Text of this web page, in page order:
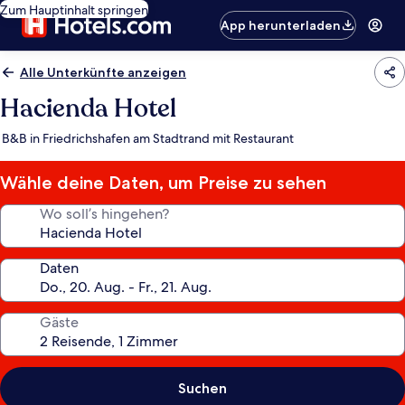
Zum Hauptinhalt springen
App herunterladen
Alle Unterkünfte anzeigen
Hacienda Hotel
B&B in Friedrichshafen am Stadtrand mit Restaurant
Wähle deine Daten, um Preise zu sehen
Wo soll’s hingehen?
Daten
Gäste
Suchen